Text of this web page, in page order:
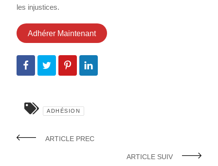
les injustices.
Adhérer Maintenant
ADHÉSION
ARTICLE PREC
ARTICLE SUIV